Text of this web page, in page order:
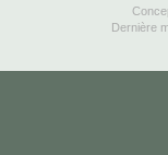
Dernière